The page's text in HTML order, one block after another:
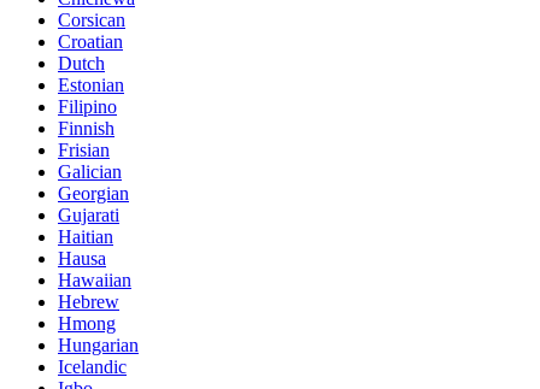
Corsican
Croatian
Dutch
Estonian
Filipino
Finnish
Frisian
Galician
Georgian
Gujarati
Haitian
Hausa
Hawaiian
Hebrew
Hmong
Hungarian
Icelandic